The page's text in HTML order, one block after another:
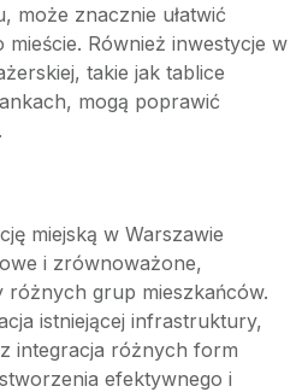
może znacznie ułatwić
Również inwestycje w
takie jak tablice
mogą poprawić
miejską w Warszawie
i zrównoważone,
różnych grup mieszkańców.
istniejącej infrastruktury,
integracja różnych form
efektywnego i